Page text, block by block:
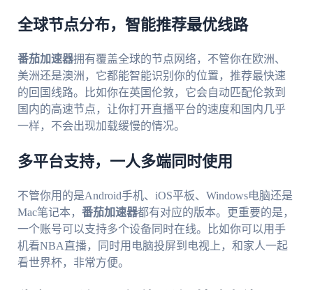
全球节点分布，智能推荐最优线路
番茄加速器拥有覆盖全球的节点网络，不管你在欧洲、
美洲还是澳洲，它都能智能识别你的位置，推荐最快速
的回国线路。比如你在英国伦敦，它会自动匹配伦敦到
国内的高速节点，让你打开直播平台的速度和国内几乎
一样，不会出现加载缓慢的情况。
多平台支持，一人多端同时使用
不管你用的是Android手机、iOS平板、Windows电脑还是
Mac笔记本， 番茄加速器都有对应的版本。更重要的是，
一个账号可以支持多个设备同时在线。比如你可以用手
机看NBA直播，同时用电脑投屏到电视上，和家人一起
看世界杯，非常方便。